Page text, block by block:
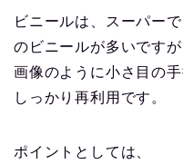
ビニールは、スーパー
のビニールが多いですが
画像のように小さ目の
しっかり再利用です。
ポイントとしては、